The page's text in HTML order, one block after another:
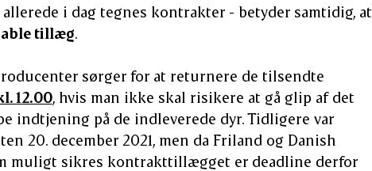
i dag tegnes kontrakter - betyder samtidig, at
tillæg
sørger for at returnere de tilsendte
12.00, hvis man ikke skal risikere at gå glip af det
indtjening på de indleverede dyr. Tidligere var
20. december 2021, men da Friland og Danish
muligt sikres kontrakttillægget er deadline derfor